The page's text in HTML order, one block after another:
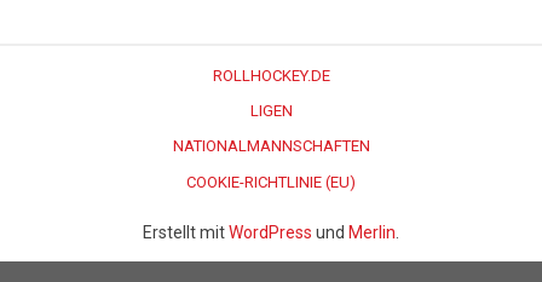
ROLLHOCKEY.DE
LIGEN
NATIONALMANNSCHAFTEN
COOKIE-RICHTLINIE (EU)
Erstellt mitWordPress und Merlin